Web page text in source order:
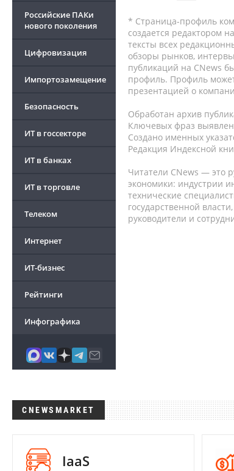
Российские ПАКи
нового поколения
Цифровизация
Импортозамещение
Безопасность
ИТ в госсекторе
ИТ в банках
ИТ в торговле
Телеком
Интернет
ИТ-бизнес
Рейтинги
Инфографика
* Страница-профиль
создается редактором
тексты всех
обзоры рынков,
публикаций на CNews
профиль. Профиль
презентацией о
Обработан архив
Ключевых фраз
Создано именных
Редакция Индексной
Читатели CNews — это
экономики: индустрии
технические
государственной
руководители и
CNEWSMARKET
IaaS